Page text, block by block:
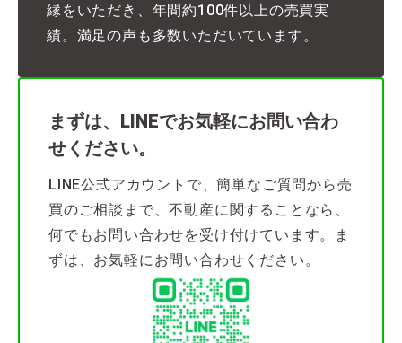
縁をいただき、年間約100件以上の売買実
績。満足の声も多数いただいています。
まずは、LINEでお気軽にお問い合わ
せください。
LINE公式アカウントで、簡単なご質問から売
買のご相談まで、不動産に関することなら、
何でもお問い合わせを受け付けています。ま
ずは、お気軽にお問い合わせください。